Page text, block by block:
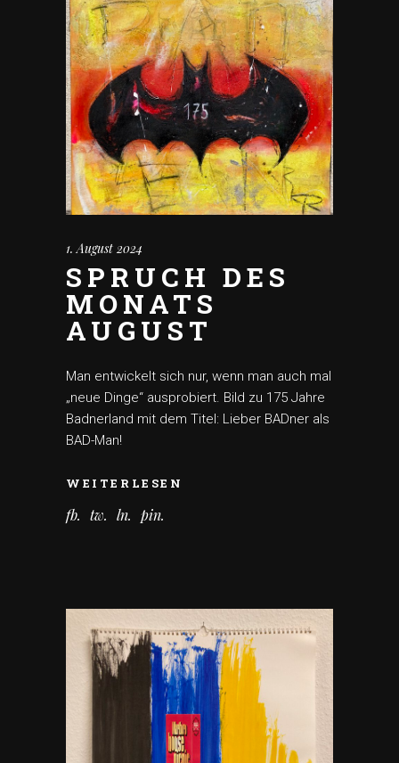
1. August 2024
SPRUCH DES
MONATS
AUGUST
Man entwickelt sich nur, wenn man auch mal
„neue Dinge“ ausprobiert. Bild zu 175 Jahre
Badnerland mit dem Titel: Lieber BADner als
BAD-Man!
WEITERLESEN
fb tw ln pin